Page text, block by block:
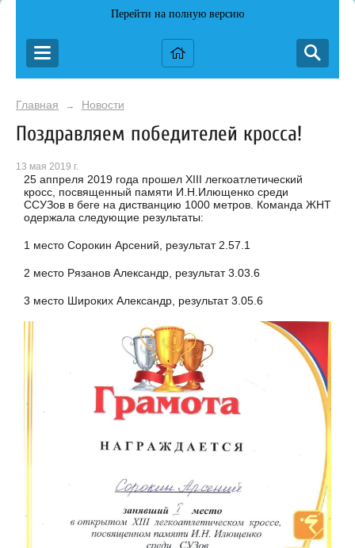
Перейти на полную версию
Главная → Новости
Поздравляем победителей кросса!
13 мая 2019 г.
25 аппреля 2019 года прошел XIII легкоатлетический
кросс, посвященный памяти И.Н.Илющенко среди
ССУЗов в беге на дистванцию 1000 метров. Команда ЖНТ
одержала следующие результаты:
1 место Сорокин Арсений, результат 2.57.1
2 место Рязанов Александр, результат 3.03.6
3 место Широких Александр, результат 3.05.6